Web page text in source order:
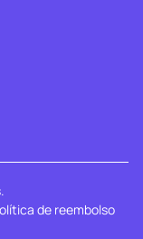
de reembolso